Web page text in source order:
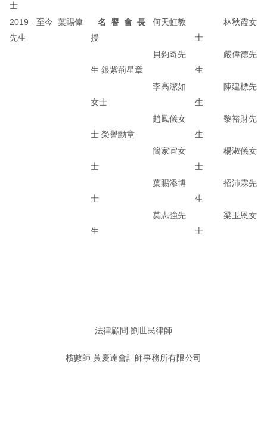
士
2019 - 至今 葉賜偉
先生
名 譽 會 長 何天虹教
授
林秋霞女
士
貝鈞奇先
生 銀紫荊星章
嚴偉德先
生
李高潔如
女士
陳建標先
生
趙鳳儀女
士 榮譽勳章
黎裕財先
生
簡家宜女
士
楊淑儀女
士
葉賜添博
士
招沛霖先
生
莫志強先
生
梁玉恩女
士
法律顧問 劉世民律師
核數師 黃慶達會計師事務所有限公司